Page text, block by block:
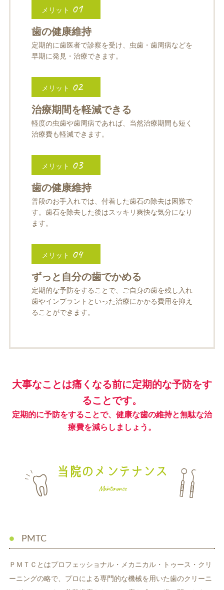
予防歯科
診療時間・アクセス
医院からのお知らせ
歯科コラム
メリット 01
歯の健康維持
定期的に歯医者で診察を受け、虫歯・歯周病などを
早期に発見・治療できます。
メリット 02
治療期間を軽減できる
軽度の虫歯や歯周病であれば、当然治療期間も短く
治療費も軽減できます。
メリット 03
歯の健康維持
普段のお手入れでは、付着した歯石の除去は困難で
す。歯石を除去した後はスッキリ爽快な気分になり
ます。
メリット 04
ずっと自分の歯でかめる
定期的な予防をすることで、ご自身の歯を残し入れ
歯やインプラントといった治療にかかる費用を抑え
ることができます。
大事なことは痛くなる前に定期的な予防をす
ることです。
定期的に予防をすることで、健康な歯の維持と無駄な治
療費を減らしましょう。
当院のメンテナンス
Maintenance
PMTC
ＰＭＴＣとはプロフェッショナル・メカニカル・トゥース・クリ
ーニングの略で、プロによる専門的な機械を用いた歯のクリーニ